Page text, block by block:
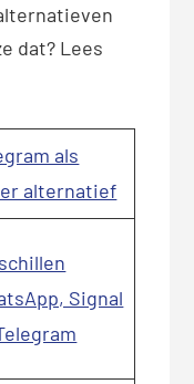
dat? Lees
als
alternatief
Signal